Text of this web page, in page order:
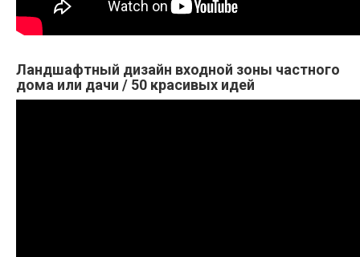
Ландшафтный дизайн входной зоны частного
дома или дачи / 50 красивых идей